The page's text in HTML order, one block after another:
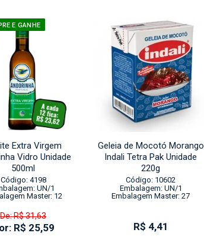
E GANHE
Extra Virgem
Vidro Unidade
500ml
Código: 4198
UN/1
Master: 12
De: R$ 31,63
R$ 25,59
Geleia de Mocotó Morango
Indali Tetra Pak Unidade
220g
Código: 10602
Embalagem: UN/1
Embalagem Master: 27
R$ 4,41